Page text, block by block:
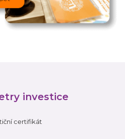
investice
certifikát